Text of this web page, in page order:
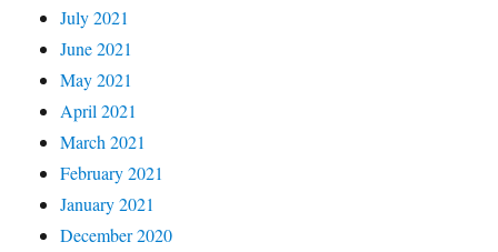
July 2021
June 2021
May 2021
April 2021
March 2021
February 2021
January 2021
December 2020